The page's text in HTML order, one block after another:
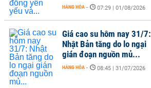
HÀNG HÓA - 07:29 | 01/08/2026
Giá cao su hôm nay 31/7:
Nhật Bản tăng do lo ngại
gián đoạn nguồn mủ...
HÀNG HÓA - 08:45 | 31/07/2026